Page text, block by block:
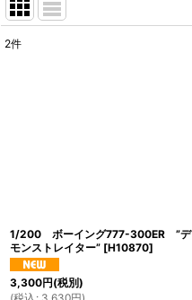
2件
1/200 ボーイング777-300ER ”デ
モンストレイター” [H10870]
3,300円(税別)